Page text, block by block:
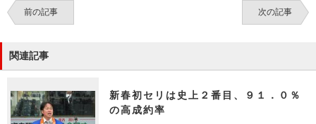
前の記事 次の記事
関連記事
新春初セリは史上２番目、９１．０％
の高成約率